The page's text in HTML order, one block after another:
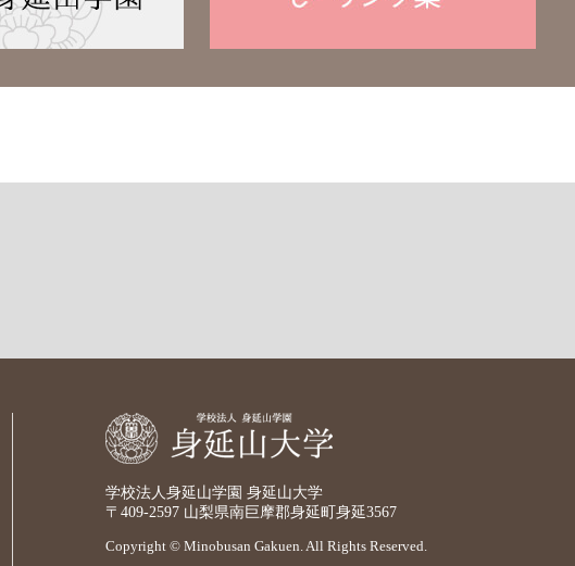
学校法人身延山学園 身延山大学
〒409-2597 山梨県南巨摩郡身延町身延3567
Copyright © Minobusan Gakuen. All Rights Reserved.